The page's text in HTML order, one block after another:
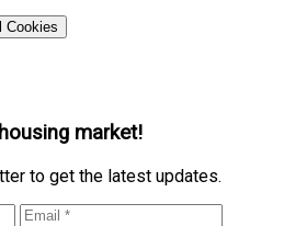
Cookies
market!
to get the latest updates.